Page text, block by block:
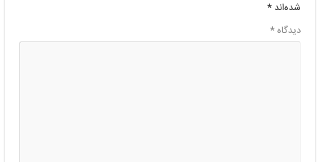
شده‌اند*
دیدگاه*